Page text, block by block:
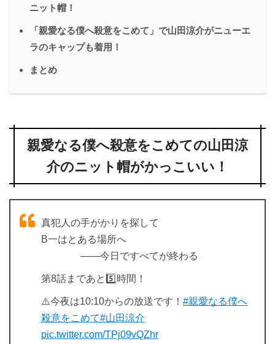
ニット帽！
「親愛なる僕へ殺意をこめて」で山田涼介がニューエ
ラのキャップも着用！
まとめ
親愛なる僕へ殺意をこめての山田涼
介のニット帽がかっこいい！
真犯人の手がかりを探して
B一はとある場所へ
――今日ですべてが終わる
第8話まであと5️⃣時間！
⚠️今夜は10:10からの放送です！ #親愛なる僕へ
殺意をこめて#山田涼介
pic.twitter.com/TPj09vQZhr